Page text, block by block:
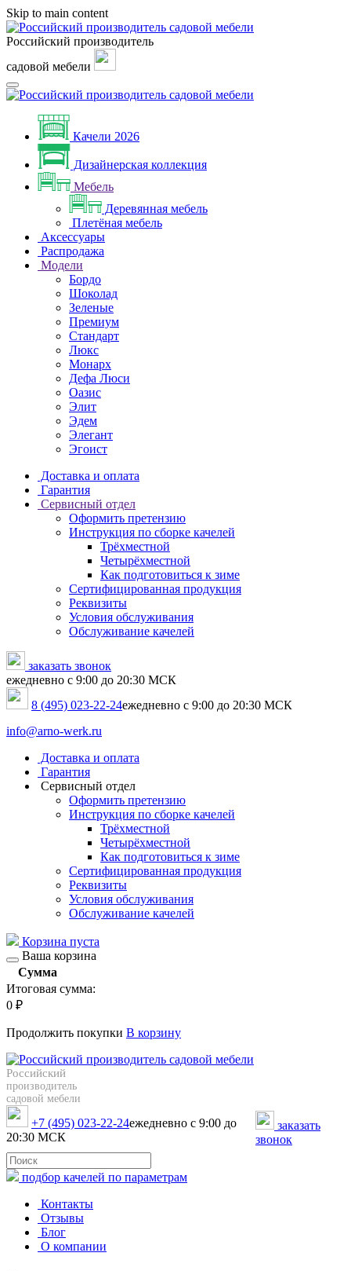
Skip to main content
Российский производитель
садовой мебели
Качели 2026
Дизайнерская коллекция
Мебель
Деревянная мебель
Плетёная мебель
Аксессуары
Распродажа
Модели
Бордо
Шоколад
Зеленые
Премиум
Стандарт
Люкс
Монарх
Дефа Люси
Оазис
Элит
Эдем
Элегант
Эгоист
Доставка и оплата
Гарантия
Сервисный отдел
Оформить претензию
Инструкция по сборке качелей
Трёхместной
Четырёхместной
Как подготовиться к зиме
Сертифицированная продукция
Реквизиты
Условия обслуживания
Обслуживание качелей
заказать звонок
ежедневно с 9:00 до 20:30 МСК
8 (495) 023-22-24ежедневно с 9:00 до 20:30 МСК
info@arno-werk.ru
Доставка и оплата
Гарантия
Сервисный отдел
Оформить претензию
Инструкция по сборке качелей
Трёхместной
Четырёхместной
Как подготовиться к зиме
Сертифицированная продукция
Реквизиты
Условия обслуживания
Обслуживание качелей
Корзина пуста
Ваша корзина
Сумма
Итоговая сумма:
0 ₽
Продолжить покупки В корзину
Российский
производитель
садовой мебели
+7 (495) 023-22-24ежедневно с 9:00 до
20:30 МСК
заказать
звонок
подбор качелей по параметрам
Контакты
Отзывы
Блог
О компании